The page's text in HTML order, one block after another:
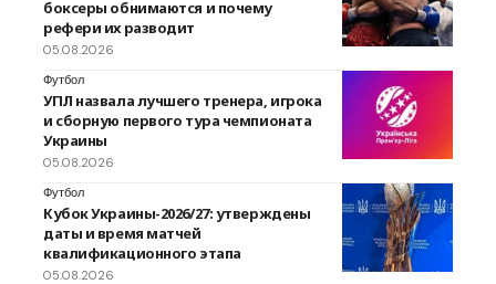
боксеры обнимаются и почему
рефери их разводит
05.08.2026
Футбол
УПЛ назвала лучшего тренера, игрока
и сборную первого тура чемпионата
Украины
05.08.2026
Футбол
Кубок Украины-2026/27: утверждены
даты и время матчей
квалификационного этапа
05.08.2026